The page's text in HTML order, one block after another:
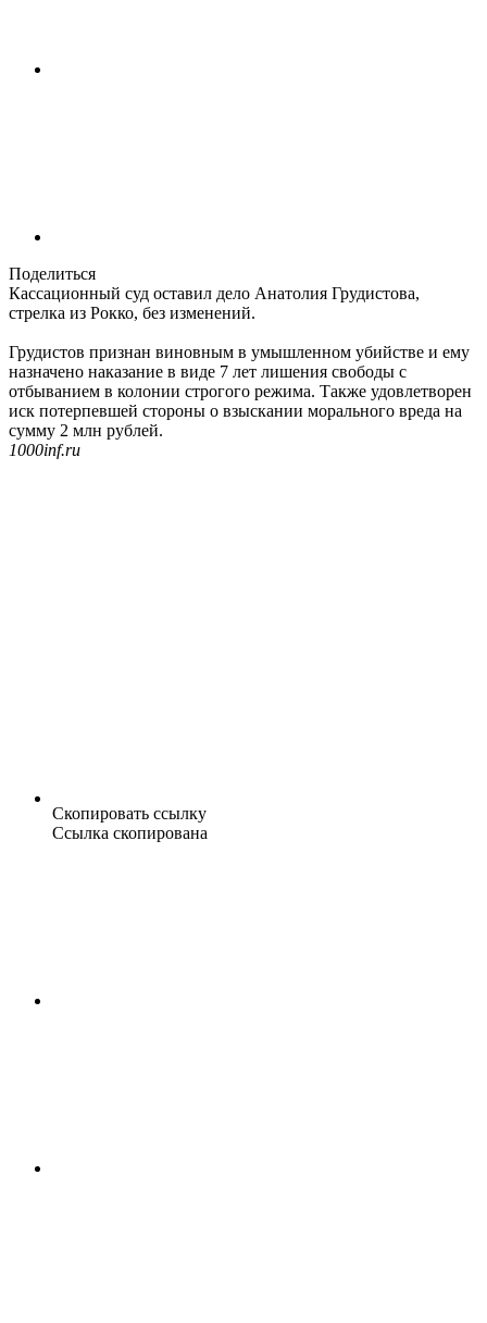
Поделиться
Кассационный суд оставил дело Анатолия Грудистова,
стрелка из Рокко, без изменений.
Грудистов признан виновным в умышленном убийстве и ему
назначено наказание в виде 7 лет лишения свободы с
отбыванием в колонии строгого режима. Также удовлетворен
иск потерпевшей стороны о взыскании морального вреда на
сумму 2 млн рублей.
1000inf.ru
Скопировать ссылку
Ссылка скопирована